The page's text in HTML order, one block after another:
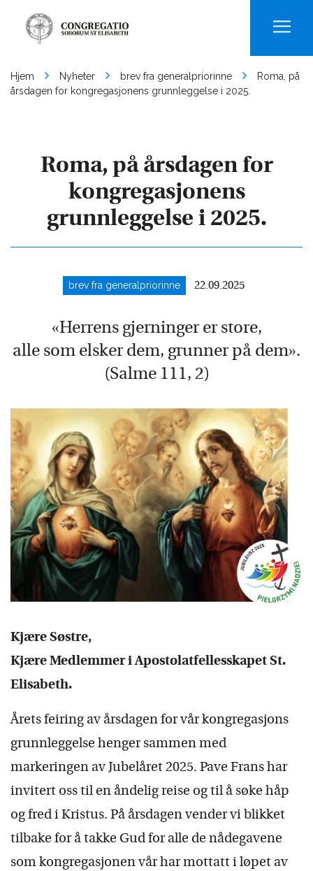
Hjem Nyheter brev fra generalpriorinne
Roma, på
årsdagen for kongregasjonens grunnleggelse i 2025.
Roma, på årsdagen for
kongregasjonens
grunnleggelse i 2025.
brev fra generalpriorinne 22.09.2025
«Herrens gjerninger er store,
alle som elsker dem, grunner på dem».
(Salme 111, 2)
Kjære Søstre,
Kjære Medlemmer i Apostolatfellesskapet St.
Elisabeth.
Årets feiring av årsdagen for vår kongregasjons
grunnleggelse henger sammen med
markeringen av Jubelåret 2025. Pave Frans har
invitert oss til en åndelig reise og til å søke håp
og fred i Kristus. På årsdagen vender vi blikket
tilbake for å takke Gud for alle de nådegavene
som kongregasjonen vår har mottatt i løpet av